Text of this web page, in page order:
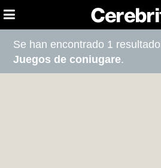
Se han encontrado 1
Juegos de coniugare.